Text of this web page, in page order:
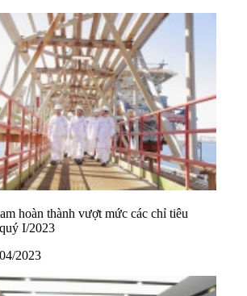
hoàn thành vượt mức các chỉ tiêu
I/2023
2023